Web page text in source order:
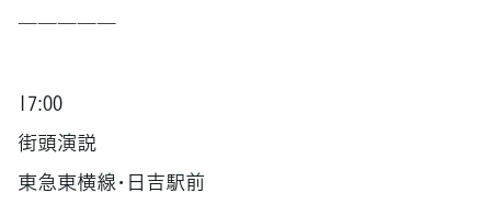
―――――
17:00
街頭演説
東急東横線･日吉駅前